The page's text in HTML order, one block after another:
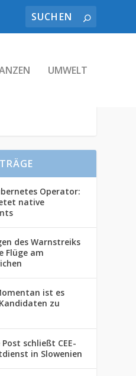
UMWELT
Operator:
native
des Warnstreiks
Flüge am
ist es
zu
schließt CEE-
in Slowenien